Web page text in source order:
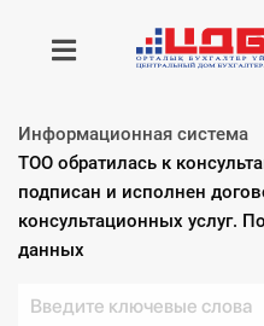
Получить консультацию
Купить доступ
Информационная система
Текущий:
ТОО обратилась к
подписан и исполнен
консультационных услуг.
данных